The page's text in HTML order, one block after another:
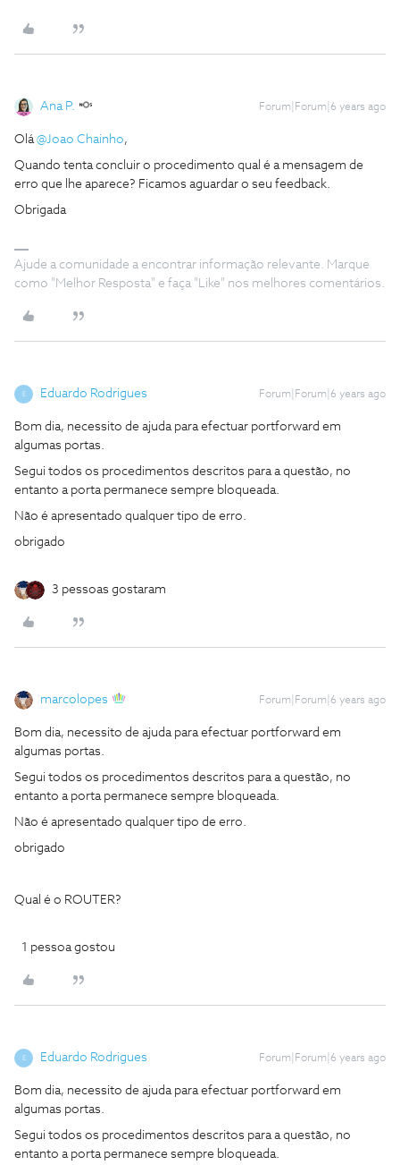
Ana P. Forum|Forum|6 years ago
Olá@Joao Chainho,
Quando tenta concluir o procedimento qual é a mensagem de
erro que lhe aparece? Ficamos aguardar o seu feedback.
Obrigada
Ajude a comunidade a encontrar informação relevante. Marque
como "Melhor Resposta" e faça "Like" nos melhores comentários.
E Eduardo Rodrigues Forum|Forum|6 years ago
Bom dia, necessito de ajuda para efectuar portforward em
algumas portas.
Segui todos os procedimentos descritos para a questão, no
entanto a porta permanece sempre bloqueada.
Não é apresentado qualquer tipo de erro.
obrigado
3 pessoas gostaram
marcolopes Forum|Forum|6 years ago
Bom dia, necessito de ajuda para efectuar portforward em
algumas portas.
Segui todos os procedimentos descritos para a questão, no
entanto a porta permanece sempre bloqueada.
Não é apresentado qualquer tipo de erro.
obrigado
Qual é o ROUTER?
1 pessoa gostou
E Eduardo Rodrigues Forum|Forum|6 years ago
Bom dia, necessito de ajuda para efectuar portforward em
algumas portas.
Segui todos os procedimentos descritos para a questão, no
entanto a porta permanece sempre bloqueada.